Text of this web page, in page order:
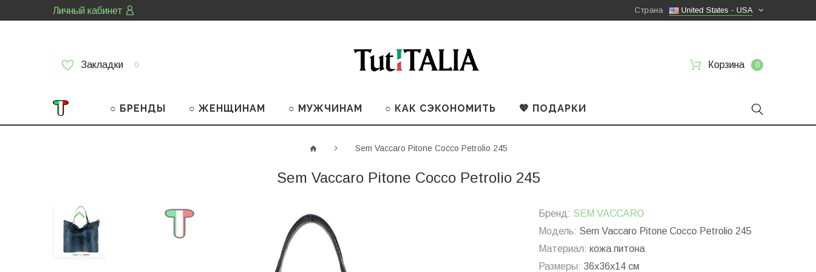
Личный кабинет United States - USA
Страна
Закладки 0 Корзина 0
○ БРЕНДЫ ○ ЖЕНЩИНАМ ○ МУЖЧИНАМ ○ КАК СЭКОНОМИТЬ 💖 ПОДАРКИ
Sem Vaccaro Pitone Cocco Petrolio 245
Sem Vaccaro Pitone Cocco Petrolio 245
Бренд: SEM VACCARO
Модель: Sem Vaccaro Pitone Cocco Petrolio 245
Материал: кожа питона
Размеры: 36x36x14 см